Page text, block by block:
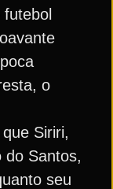
o
Siriri,
do Santos,
seu